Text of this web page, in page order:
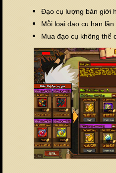
Đạo cụ lượng bán giới
Mỗi loại đạo cụ hạn
Mua đạo cụ không thể